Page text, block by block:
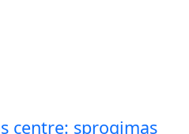
centre: sprogimas